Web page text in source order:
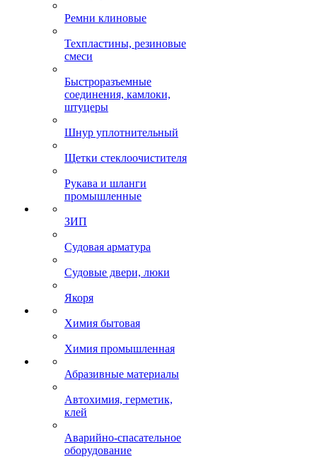
Ремни клиновые
Техпластины, резиновые
смеси
Быстроразъемные
соединения, камлоки,
штуцеры
Шнур уплотнительный
Щетки стеклоочистителя
Рукава и шланги
промышленные
ЗИП
Судовая арматура
Судовые двери, люки
Якоря
Химия бытовая
Химия промышленная
Абразивные материалы
Автохимия, герметик,
клей
Аварийно-спасательное
оборудование